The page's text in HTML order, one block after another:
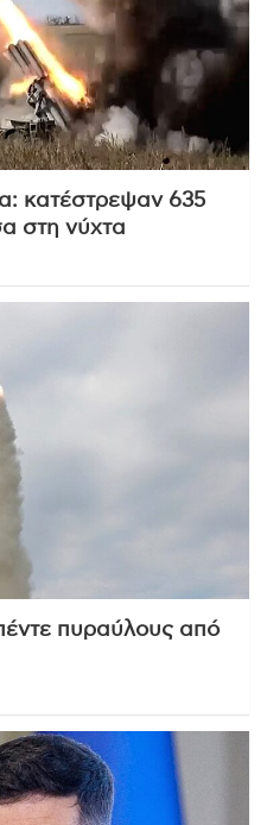
κατέστρεψαν 635
στη νύχτα
πυραύλους από